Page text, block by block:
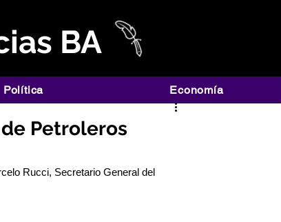
BA
Política Economía
Petroleros
Rucci, Secretario General del